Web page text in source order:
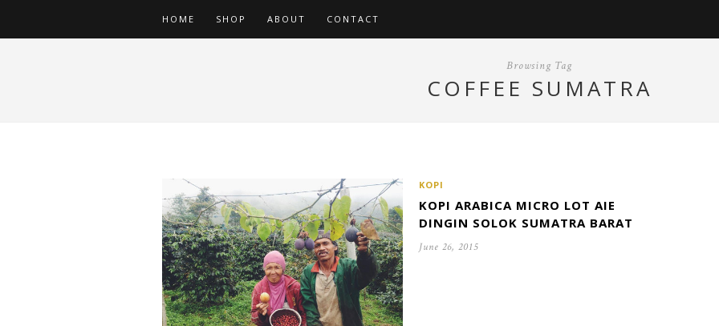
HOME SHOP ABOUT CONTACT
Browsing Tag
COFFEE SUMATRA
KOPI
KOPI ARABICA MICRO LOT AIE
DINGIN SOLOK SUMATRA BARAT
June 26, 2015